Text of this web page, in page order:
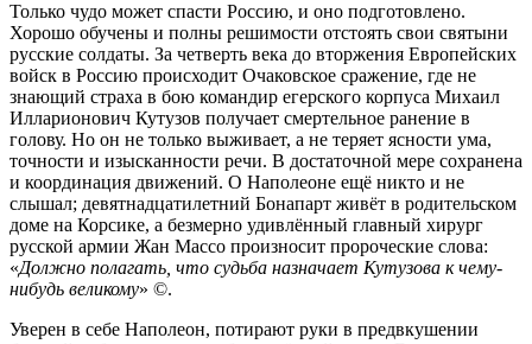
Только чудо может спасти Россию, и оно подготовлено.
Хорошо обучены и полны решимости отстоять свои святыни
русские солдаты. За четверть века до вторжения Европейских
войск в Россию происходит Очаковское сражение, где не
знающий страха в бою командир егерского корпуса Михаил
Илларионович Кутузов получает смертельное ранение в
голову. Но он не только выживает, а не теряет ясности ума,
точности и изысканности речи. В достаточной мере сохранена
и координация движений. О Наполеоне ещё никто и не
слышал; девятнадцатилетний Бонапарт живёт в родительском
доме на Корсике, а безмерно удивлённый главный хирург
русской армии Жан Массо произносит пророческие слова:
«Должно полагать, что судьба назначает Кутузова к чему-
нибудь великому» ©.
Уверен в себе Наполеон, потирают руки в предвкушении